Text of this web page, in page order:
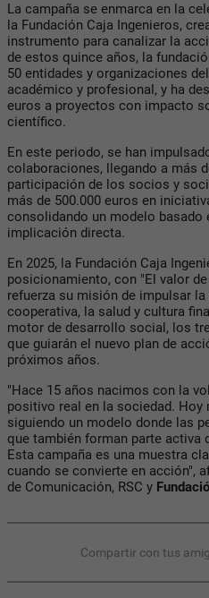
La campaña se enmarca en la
la Fundación Caja Ingenieros,
instrumento para canalizar la
de estos quince años, la
50 entidades y organizaciones
académico y profesional, y ha
euros a proyectos con impacto
científico.
En este periodo, se han
colaboraciones, llegando a más
participación de los socios y
más de 500.000 euros en
consolidando un modelo basado
implicación directa.
En 2025, la Fundación Caja
posicionamiento, con "El valor
refuerza su misión de impulsar
cooperativa, la salud y cultura
motor de desarrollo social, los
que guiarán el nuevo plan de
próximos años.
"Hace 15 años nacimos con la
positivo real en la sociedad.
siguiendo un modelo donde las
que también forman parte
Esta campaña es una muestra
cuando se convierte en acción",
de Comunicación, RSC y
Compartir con tus